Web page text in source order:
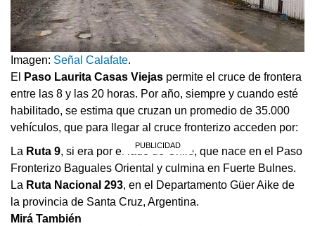
Imagen: Señal Calafate.
El
Paso Laurita Casas Viejas permite el cruce de frontera
entre las 8 y las 20 horas. Por año, siempre y cuando esté
habilitado, se estima que cruzan un promedio de 35.000
vehículos, que para llegar al cruce fronterizo acceden por:
La Ruta 9, si era por el lado de Chile, que nace en el Paso
Fronterizo Baguales Oriental y culmina en Fuerte Bulnes.
La Ruta Nacional 293, en el Departamento Güer Aike de
la provincia de Santa Cruz, Argentina.
Mirá También